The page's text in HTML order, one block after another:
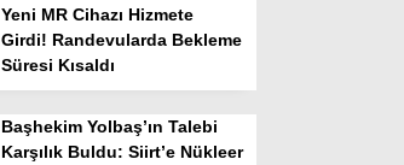
Yeni MR Cihazı Hizmete
Girdi! Randevularda Bekleme
Süresi Kısaldı
Başhekim Yolbaş’ın Talebi
Karşılık Buldu: Siirt’e Nükleer